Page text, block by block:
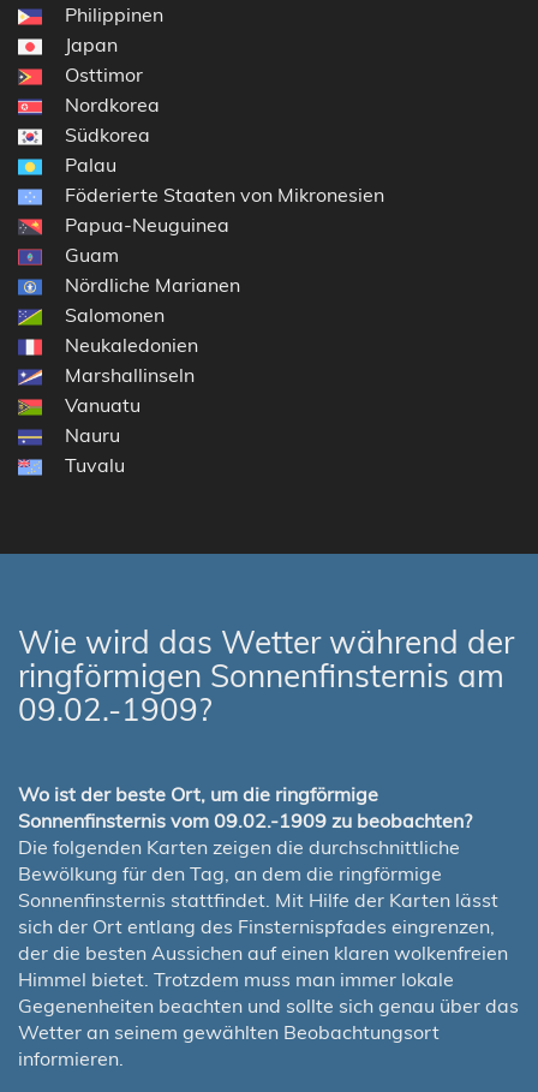
Philippinen
Japan
Osttimor
Nordkorea
Südkorea
Palau
Föderierte Staaten von Mikronesien
Papua-Neuguinea
Guam
Nördliche Marianen
Salomonen
Neukaledonien
Marshallinseln
Vanuatu
Nauru
Tuvalu
Wie wird das Wetter während der
ringförmigen Sonnenfinsternis am
09.02.-1909?
Wo ist der beste Ort, um die ringförmige
Sonnenfinsternis vom 09.02.-1909 zu beobachten?
Die folgenden Karten zeigen die durchschnittliche
Bewölkung für den Tag, an dem die ringförmige
Sonnenfinsternis stattfindet. Mit Hilfe der Karten lässt
sich der Ort entlang des Finsternispfades eingrenzen,
der die besten Aussichen auf einen klaren wolkenfreien
Himmel bietet. Trotzdem muss man immer lokale
Gegenenheiten beachten und sollte sich genau über das
Wetter an seinem gewählten Beobachtungsort
informieren.